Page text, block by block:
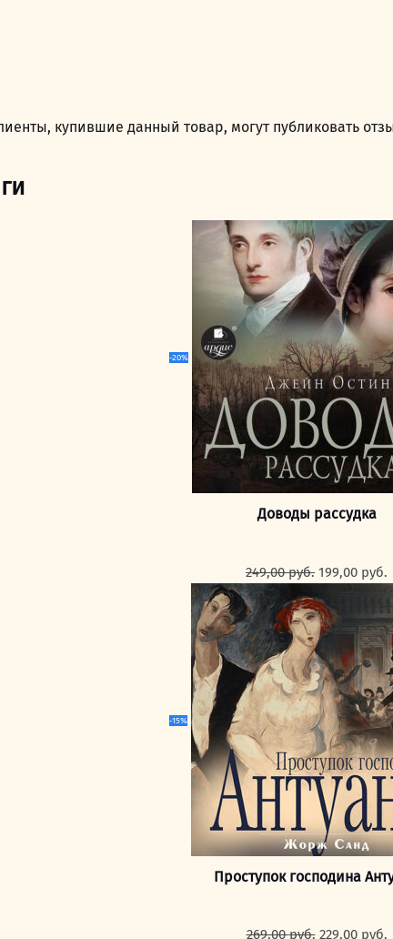
купившие данный товар, могут публиковать
-20%
Доводы рассудка
249,00руб.
составляла
249,00 руб..
199,00 руб.
-15%
Проступок господина
269,00руб. 229,00 руб.